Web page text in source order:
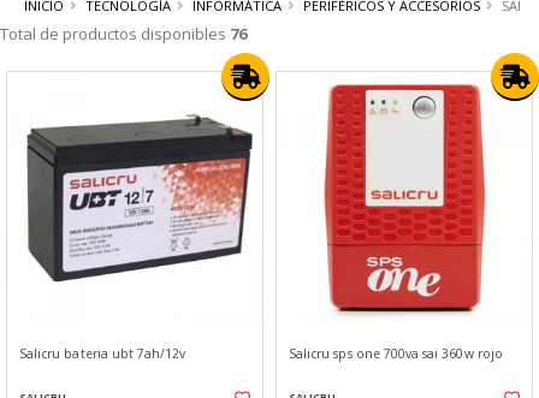
INICIO TECNOLOGÍA INFORMÁTICA PERIFÉRICOS Y ACCESORIOS SAI
Total de productos disponibles 76
Salicru bateria ubt 7ah/12v Salicru sps one 700va sai 360w rojo